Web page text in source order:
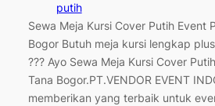
putih
Sewa Meja Kursi Cover Putih Event
Bogor Butuh meja kursi lengkap
??? Ayo Sewa Meja Kursi Cover
Tana Bogor.PT.VENDOR EVENT
memberikan yang terbaik untuk